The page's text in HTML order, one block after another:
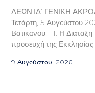
ΛΕΩΝ ΙΔ’ ΓΕΝΙΚΗ
Τετάρτη, 5 Αυγούστου
Βατικανού. II. Η
προσευχή της Εκκλησίας
9 Αυγούστου, 2026